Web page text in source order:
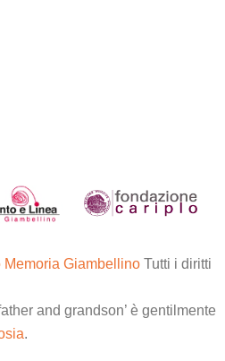
Memoria Giambellino Tutti i diritti
and grandson’ è gentilmente
.